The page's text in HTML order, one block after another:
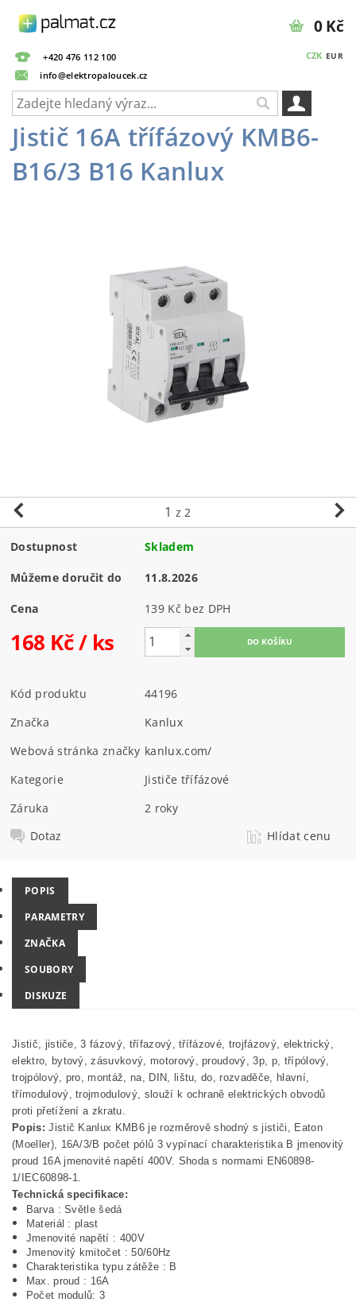
+420 476 112 100
info@elektropaloucek.cz
CZK EUR
0 Kč
Jistič 16A třífázový KMB6-
B16/3 B16 Kanlux
1 z 2
Dostupnost Skladem
Můžeme doručit do 11.8.2026
Cena 139 Kč bez DPH
168 Kč/ ks
Kód produktu
44196
Značka
Kanlux
Webová stránka značky kanlux.com/
Kategorie
Jističe třífázové
Záruka
2 roky
Dotaz
Hlídat cenu
POPIS
PARAMETRY
ZNAČKA
SOUBORY
DISKUZE
Jistič, jističe, 3 fázový, třífazový, třífázové, trojfázový, elektrický,
elektro, bytový, zásuvkový, motorový, proudový, 3p, p, třípólový,
trojpólový, pro, montáž, na, DIN, lištu, do, rozvaděče, hlavní,
třímodulový, trojmodulový, slouží k ochraně elektrických obvodů
proti přetížení a zkratu.
Popis: Jistič Kanlux KMB6 je rozměrově shodný s jističi, Eaton
(Moeller), 16A/3/B počet pólů 3 vypínací charakteristika B jmenovitý
proud 16A jmenovité napětí 400V. Shoda s normami EN60898-
1/IEC60898-1.
Technická specifikace:
Barva : Světle šedá
Materiál : plast
Jmenovité napětí : 400V
Jmenovitý kmitočet : 50/60Hz
Charakteristika typu zátěže : B
Max. proud : 16A
Počet modulů: 3